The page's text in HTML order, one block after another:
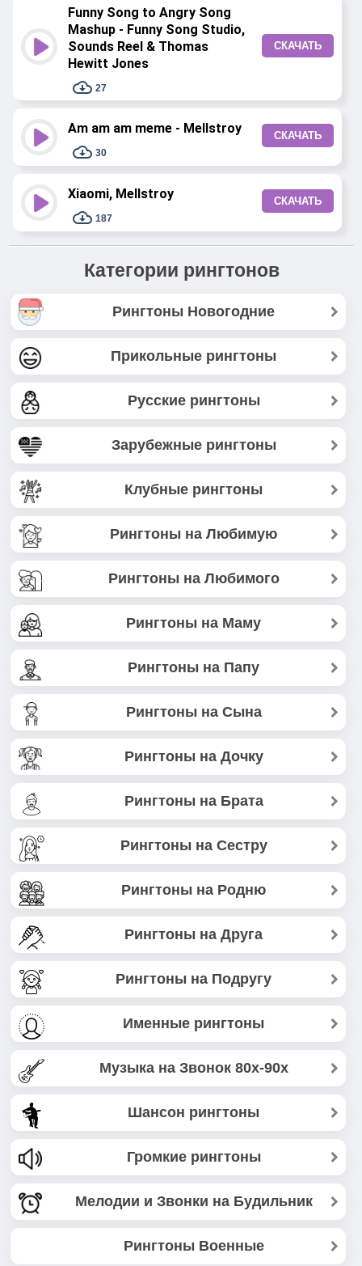
Funny Song to Angry Song
Mashup - Funny Song Studio,
Sounds Reel & Thomas
Hewitt Jones
27
СКАЧАТЬ
Am am am meme - Mellstroy
30
СКАЧАТЬ
Xiaomi, Mellstroy
187
СКАЧАТЬ
Категории рингтонов
Рингтоны Новогодние
Прикольные рингтоны
Русские рингтоны
Зарубежные рингтоны
Клубные рингтоны
Рингтоны на Любимую
Рингтоны на Любимого
Рингтоны на Маму
Рингтоны на Папу
Рингтоны на Сына
Рингтоны на Дочку
Рингтоны на Брата
Рингтоны на Сестру
Рингтоны на Родню
Рингтоны на Друга
Рингтоны на Подругу
Именные рингтоны
Музыка на Звонок 80х-90х
Шансон рингтоны
Громкие рингтоны
Мелодии и Звонки на Будильник
Рингтоны Военные